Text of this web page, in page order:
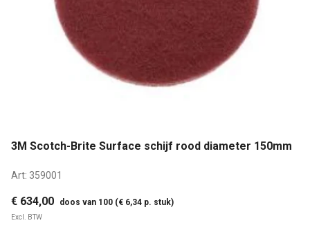
3M Scotch-Brite Surface schijf rood diameter 150mm
Art: 359001
€ 634,00 doos van 100 (€ 6,34 p. stuk)
Excl. BTW